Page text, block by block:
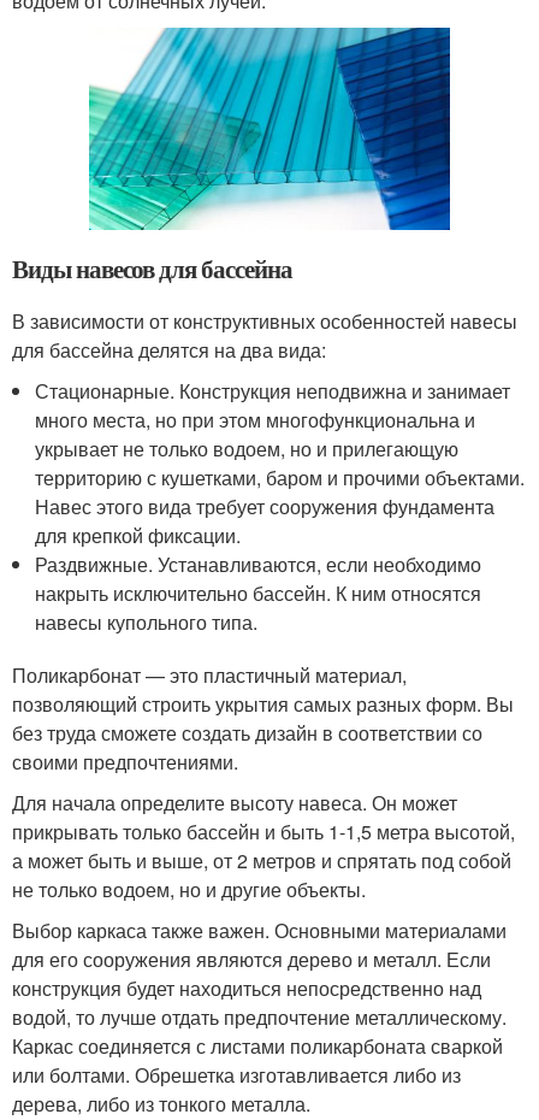
Виды навесов для бассейна
В зависимости от конструктивных особенностей навесы
для бассейна делятся на два вида:
Стационарные. Конструкция неподвижна и занимает
много места, но при этом многофункциональна и
укрывает не только водоем, но и прилегающую
территорию с кушетками, баром и прочими объектами.
Навес этого вида требует сооружения фундамента
для крепкой фиксации.
Раздвижные. Устанавливаются, если необходимо
накрыть исключительно бассейн. К ним относятся
навесы купольного типа.
Поликарбонат — это пластичный материал,
позволяющий строить укрытия самых разных форм. Вы
без труда сможете создать дизайн в соответствии со
своими предпочтениями.
Для начала определите высоту навеса. Он может
прикрывать только бассейн и быть 1-1,5 метра высотой,
а может быть и выше, от 2 метров и спрятать под собой
не только водоем, но и другие объекты.
Выбор каркаса также важен. Основными материалами
для его сооружения являются дерево и металл. Если
конструкция будет находиться непосредственно над
водой, то лучше отдать предпочтение металлическому.
Каркас соединяется с листами поликарбоната сваркой
или болтами. Обрешетка изготавливается либо из
дерева, либо из тонкого металла.